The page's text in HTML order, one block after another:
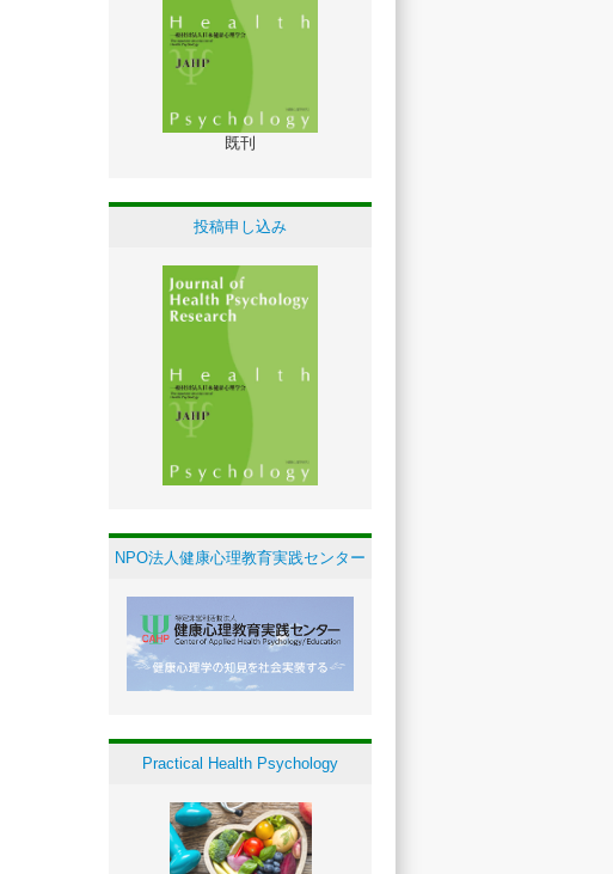
既刊
投稿申し込み
NPO法人健康心理教育実践センター
Practical Health Psychology